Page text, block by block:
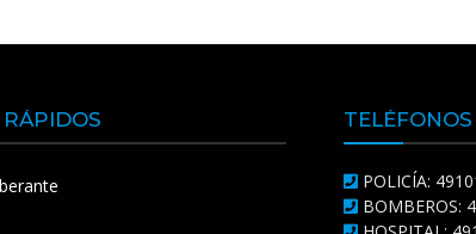
RÁPIDOS
POLICÍA:
BOMBEROS: